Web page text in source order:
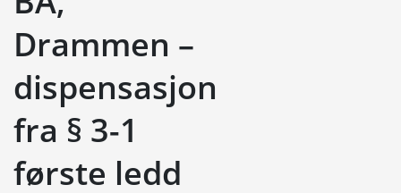
Drammen –
dispensasjon
fra § 3-1
første ledd